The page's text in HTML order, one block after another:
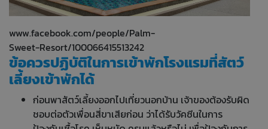
www.facebook.com/people/Palm-
Sweet-Resort/100066415513242
ข้อควรปฏิบัติในการเข้าพักโรงแรมที่สัตว์
เลี้ยงเข้าพักได้
ก่อนพาสัตว์เลี้ยงออกไปเที่ยวนอกบ้าน เจ้าของต้องรับผิด
ชอบต่อตัวเพื่อนสี่ขาเสียก่อน ว่าได้รับวัคซีนในการ